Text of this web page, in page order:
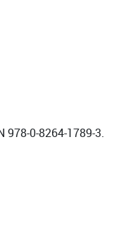
978-0-8264-1789-3.